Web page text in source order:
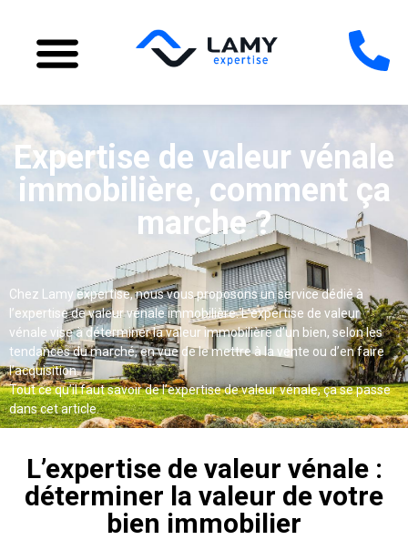
Expertise de valeur vénale
immobilière, comment ça
marche ?
Chez Lamy expertise, nous vous proposons un service dédié à
l’expertise de valeur vénale immobilière. L’expertise de valeur
vénale vise à déterminer la valeur immobilière d’un bien, selon les
tendances du marché, en vue de le mettre à la vente ou d’en faire
l’acquisition.
Tout ce qu’il faut savoir de l’expertise de valeur vénale, ça se passe
dans cet article.
L’expertise de valeur vénale :
déterminer la valeur de votre
bien immobilier